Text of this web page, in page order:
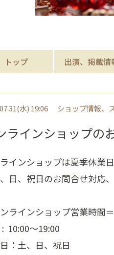
トップ 出演、掲載情
水) 19:06 ショップ情報、
ラインショップの
インショップは夏季休業
日、祝日のお問合せ対応
ラインショップ営業時間＝
10:00～19:00
：土、日、祝日